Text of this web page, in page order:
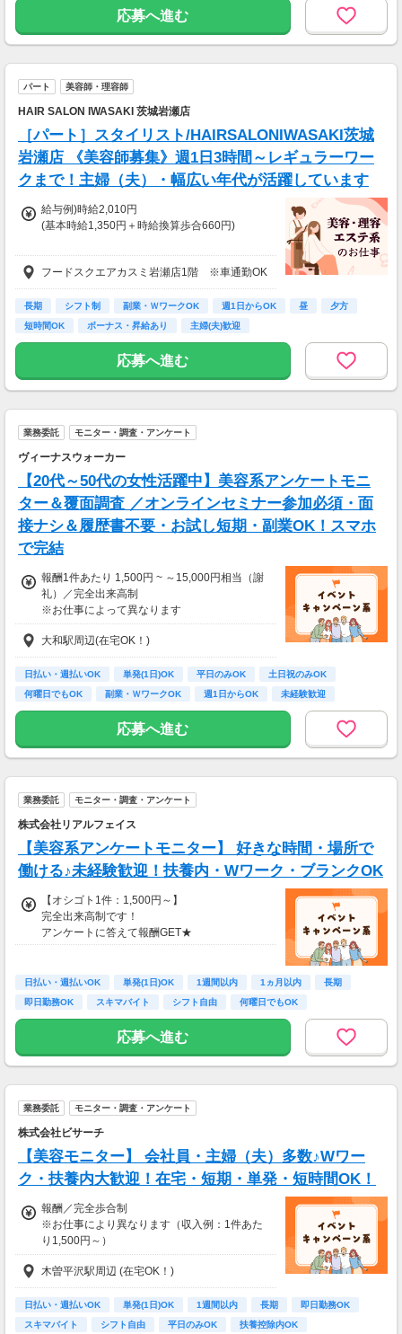
応募へ進む
パート 美容師・理容師
HAIR SALON IWASAKI 茨城岩瀬店
［パート］スタイリスト/HAIRSALONIWASAKI茨城
岩瀬店 《美容師募集》週1日3時間～レギュラーワー
クまで！主婦（夫）・幅広い年代が活躍しています
給与例)時給2,010円
(基本時給1,350円＋時給換算歩合660円)
◎Jr.スタイリストの方も歓迎です。
給与は面接時にご相談の上、決定します。
◆土曜・日曜・祝日は時給100円アップ
◆1分単位で給与支給
◆交通費全額支給
※試用期間6か月あり、試用期間後と同条件
フードスクエアカスミ岩瀬店1階 ※車通勤OK
長期 シフト制 副業・ＷワークOK 週1日からOK 昼
夕方
短時間OK
ボーナス・昇給あり 主婦(夫)歓迎
応募へ進む
業務委託 モニター・調査・アンケート
ヴィーナスウォーカー
【20代～50代の女性活躍中】美容系アンケートモニ
ター＆覆面調査 ／オンラインセミナー参加必須・面
接ナシ＆履歴書不要・お試し短期・副業OK！スマホ
で完結
報酬1件あたり 1,500円 ~ ～15,000円相当（謝
礼）／完全出来高制
※お仕事によって異なります
※アンケート回答後、内容確認・承認を経て謝
礼をお支払いします
【お仕事の一例】
◆ 美容サプリのお試しモニター
キレイになりながらポイントがもらえる、人気
のモニターです！
・所要時間：10～20分
・謝礼金 ：500PT（1P＝1円）＋商品提供あ
◆ コスメのお試しモニター
ュー！
美容好きにぴったりの、楽しみながらできるお
仕事です。
・所要時間：10～20分
・謝礼金 ：500PT（1P＝1円）＋商品提供あ
◆ 生活に役立つサービスの調査
・案件数 ：10～20件
・謝礼 ：2,000～10,000PT（1P＝1円）
電話セミナーに参加 & モニター応募完了で、A
mazonギフトカード2,000円分をプレゼント！
大和駅周辺(在宅OK！)
日払い・週払いOK 単発(1日)OK 平日のみOK
土日祝のみOK
何曜日でもOK
副業・ＷワークOK 週1日からOK
未経験歓迎
大学生歓迎
応募へ進む
業務委託 モニター・調査・アンケート
株式会社リアルフェイス
【美容系アンケートモニター】 好きな時間・場所で
働ける♪未経験歓迎！扶養内・Wワーク・ブランクOK
【オシゴト1件：1,500円～】
完全出来高制です！
アンケートに答えて報酬GET★
日払い・週払いOK 単発(1日)OK 1週間以内 1ヵ月以内
長期
即日勤務OK
スキマバイト シフト自由 何曜日でもOK
応募へ進む
業務委託 モニター・調査・アンケート
株式会社ビサーチ
【美容モニター】 会社員・主婦（夫）多数♪Wワー
ク・扶養内大歓迎！在宅・短期・単発・短時間OK！
報酬／完全歩合制
※お仕事により異なります（収入例：1件あた
り1,500円～）
・登録お祝い制度アリ！
最大11,500円GET！
(弊社規定による)
木曽平沢駅周辺 (在宅OK！)
日払い・週払いOK 単発(1日)OK 1週間以内 長期
即日勤務OK
スキマバイト
シフト自由 平日のみOK 扶養控除内OK